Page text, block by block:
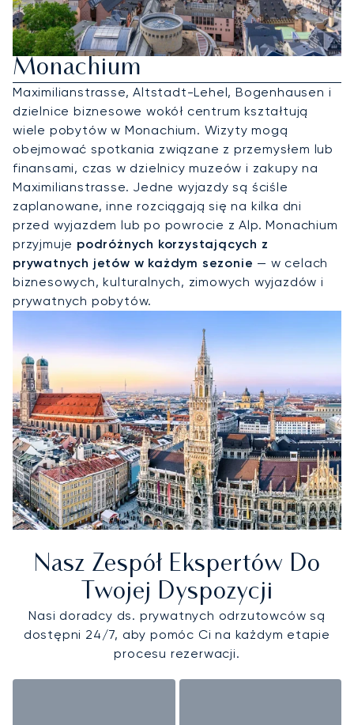
Wynajmij Jet Prywatny Do
Monachium
Maximilianstrasse, Altstadt-Lehel, Bogenhausen i
dzielnice biznesowe wokół centrum kształtują
wiele pobytów w Monachium. Wizyty mogą
obejmować spotkania związane z przemysłem lub
finansami, czas w dzielnicy muzeów i zakupy na
Maximilianstrasse. Jedne wyjazdy są ściśle
zaplanowane, inne rozciągają się na kilka dni
przed wyjazdem lub po powrocie z Alp. Monachium
przyjmuje podróżnych korzystających z
prywatnych jetów w każdym sezonie — w celach
biznesowych, kulturalnych, zimowych wyjazdów i
prywatnych pobytów.
Nasz Zespół Ekspertów Do
Twojej Dyspozycji
Nasi doradcy ds. prywatnych odrzutowców są
dostępni 24/7, aby pomóc Ci na każdym etapie
procesu rezerwacji.